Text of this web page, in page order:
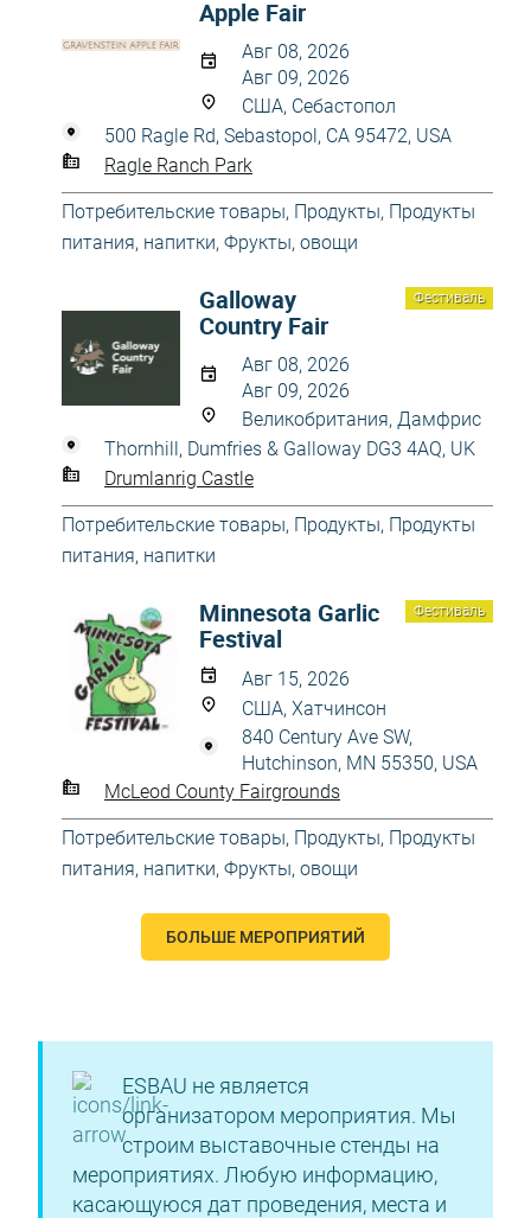
Apple Fair
Авг 08, 2026
Авг 09, 2026
США, Себастопол
500 Ragle Rd, Sebastopol, CA 95472, USA
Ragle Ranch Park
Потребительские товары, Продукты, Продукты
питания, напитки, Фрукты, овощи
Фестиваль
Galloway
Country Fair
Авг 08, 2026
Авг 09, 2026
Великобритания, Дамфрис
Thornhill, Dumfries & Galloway DG3 4AQ, UK
Drumlanrig Castle
Потребительские товары, Продукты, Продукты
питания, напитки
Фестиваль
Minnesota Garlic
Festival
Авг 15, 2026
США, Хатчинсон
840 Century Ave SW,
Hutchinson, MN 55350, USA
McLeod County Fairgrounds
Потребительские товары, Продукты, Продукты
питания, напитки, Фрукты, овощи
БОЛЬШЕ МЕРОПРИЯТИЙ
ESBAU не является
организатором мероприятия. Мы
строим выставочные стенды на
мероприятиях. Любую информацию,
касающуюся дат проведения, места и